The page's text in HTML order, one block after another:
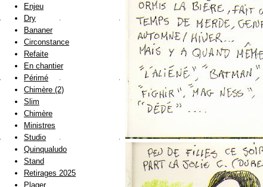
Enjeu
Dry
Bananer
Circonstance
Refaite
En chantier
Périmé
Chimère (2)
Slim
Chimère
Ministres
Studio
Quinqualudo
Stand
Retirages 2025
Plager